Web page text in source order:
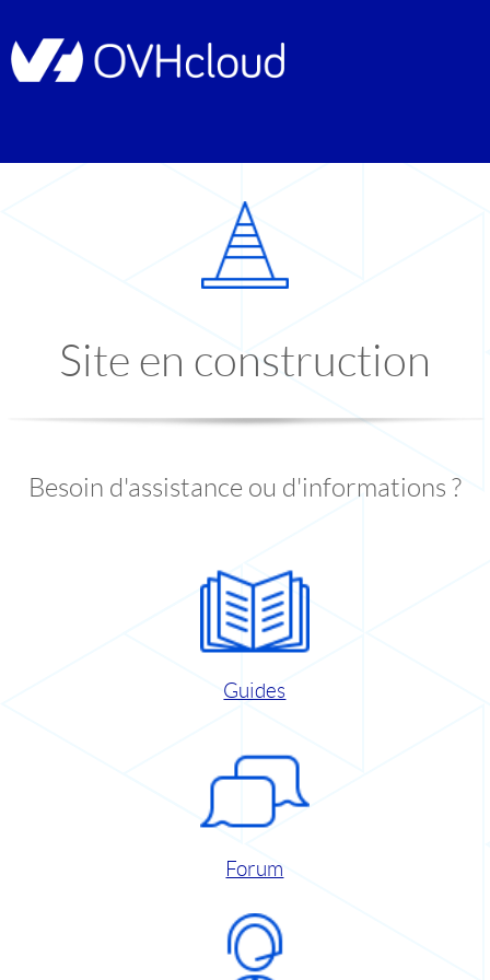
Site en construction
Besoin d'assistance ou d'informations ?
Guides
Forum